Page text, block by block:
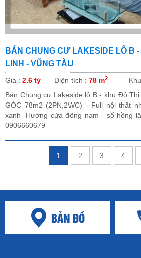
BÁN CHUNG CƯ LAKESIDE LÔ B -
LINH - VŨNG TÀU
Giá : 2.6 tỷ Diện tích : 78 m2
Bán Chung cư Lakeside lô B - khu Đô
GÓC 78m2 (2PN,2WC) - Full nội thất
xanh- Hướng cửa đông nam - sổ hồng
0906660679
1 2 3 4
BẢN ĐỒ